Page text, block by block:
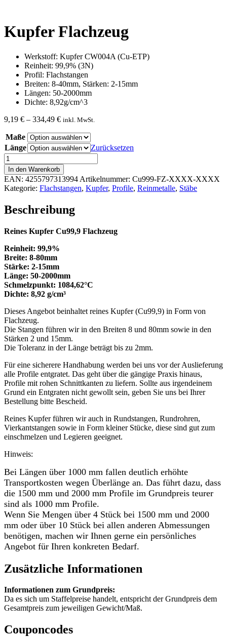
Kupfer Flachzeug
Werkstoff: Kupfer CW004A (Cu-ETP)
Reinheit: 99,9% (3N)
Profil: Flachstangen
Breiten: 8-40mm, Stärken: 2-15mm
Längen: 50-2000mm
Dichte: 8,92g/cm^3
9,19 € – 334,49 €Preisspanne:
bis
334,49 €
inkl. MwSt.
Maße
Länge
Zurücksetzen
Kupfer
Flachzeug
Menge
In den Warenkorb
EAN: 4255797313994 Artikelnummer: Cu999-FZ-XXXX-XXXX
Kategorie: Flachstangen, Kupfer, Profile, Reinmetalle, Stäbe
Beschreibung
Reines Kupfer Cu99,9 Flachzeug
Reinheit: 99,9%
Breite: 8-80mm
Stärke: 2-15mm
Länge: 50-2000mm
Schmelzpunkt: 1084,62°C
Dichte: 8,92 g/cm³
Dieses Angebot beinhaltet reines Kupfer (Cu99,9) in Form von
Flachzeug.
Die Stangen führen wir in den Breiten 8 und 80mm sowie in den
Stärken 2 und 15mm.
Die Toleranz in der Länge beträgt bis zu 2mm.
Für eine sicherere Handhabung werden bei uns vor der Auslieferung
alle Profile entgratet. Das geht über die gängige Praxis hinaus,
Profile mit rohen Schnittkanten zu liefern. Sollte aus irgendeinem
Grund ein Entgraten nicht gewollt sein, geben Sie uns bei Ihrer
Bestellung bitte Bescheid.
Reines Kupfer führen wir auch in Rundstangen, Rundrohren,
Vierkantstangen sowie in Form kleiner Stücke, diese sind gut zum
einschmelzen und Legieren geeignet.
Hinweis:
Bei Längen über 1000 mm fallen deutlich erhöhte
Transportkosten wegen Überlänge an. Das führt dazu, dass
die 1500 mm und 2000 mm Profile im Grundpreis teurer
sind als 1000 mm Profile.
Wenn Sie Mengen über 4 Stück bei 1500 mm und 2000
mm oder über 10 Stück bei allen anderen Abmessungen
benötigen, machen wir Ihnen gerne ein persönliches
Angebot für Ihren konkreten Bedarf.
Zusätzliche Informationen
Informationen zum Grundpreis:
Da es sich um Staffelpreise handelt, entspricht der Grundpreis dem
Gesamtpreis zum jeweiligen Gewicht/Maß.
Couponcodes